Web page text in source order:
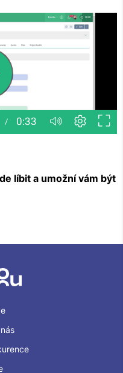
líbit a umožní vám být